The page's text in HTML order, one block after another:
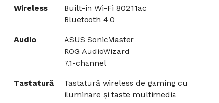
Wireless
Built-in Wi-Fi 802.11ac
Bluetooth 4.0
Audio
ASUS SonicMaster
ROG AudioWizard
7.1-channel
Tastatură
Tastatură wireless de gaming cu
iluminare și taste multimedia